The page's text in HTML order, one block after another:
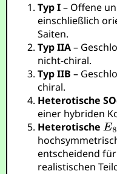
Typ I– Offene
einschließlich
Saiten.
Typ IIA–
nicht-chiral.
Typ IIB –
chiral.
Heterotische
einer hybriden
Heterotische
entscheidend
realistischen